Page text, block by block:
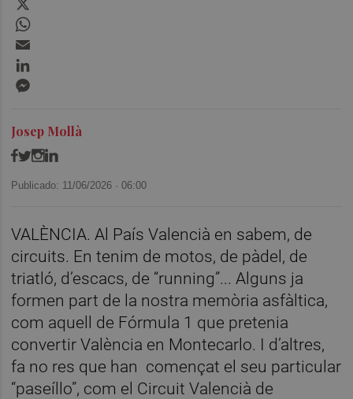
Josep Mollà
Publicado: 11/06/2026 ·06:00
VALÈNCIA. Al País Valencià en sabem, de
circuits. En tenim de motos, de pàdel, de
triatló, d’escacs, de “running”... Alguns ja
formen part de la nostra memòria asfàltica,
com aquell de Fórmula 1 que pretenia
convertir València en Montecarlo. I d’altres,
fa no res que han començat el seu particular
“paseíllo”, com el Circuit Valencià de